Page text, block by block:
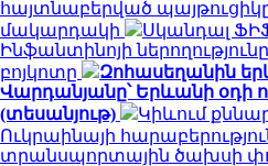
հայտնաբերված
մակարդակի
Սկանդալ
Ինֆանտինոյի
բոյկոտը
Զոհասեղանին
Վարդանյանը՝ Երևանի օդի
(տեսանյութ)
Կիևում
Ուկրաինայի
տրանսպորտային ծախսի